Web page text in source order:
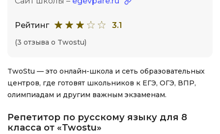
Рейтинг 3.1
(3 отзыва о Twostu)
TwoStu — это онлайн-школа и сеть образовательных
центров, где готовят школьников к ЕГЭ, ОГЭ, ВПР,
олимпиадам и другим важным экзаменам.
Репетитор по русскому языку для 8
класса от «Twostu»